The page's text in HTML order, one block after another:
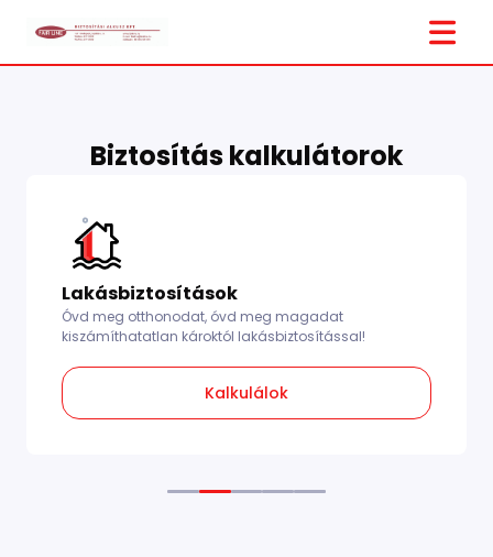
Biztosítás kalkulátorok
Lakásbiztosítások
Óvd meg otthonodat, óvd meg magadat
kiszámíthatatlan károktól lakásbiztosítással!
Kalkulálok